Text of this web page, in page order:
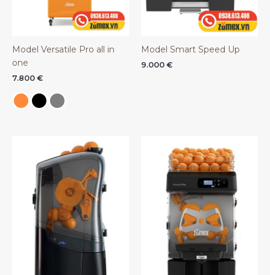
Model Versatile Pro all in
one
7.800 €
Model Smart Speed Up
9.000 €